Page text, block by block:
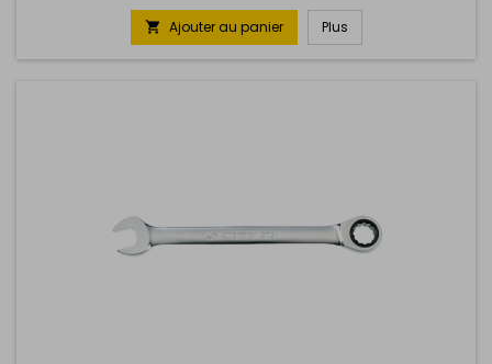
 Ajouter au panier Plus